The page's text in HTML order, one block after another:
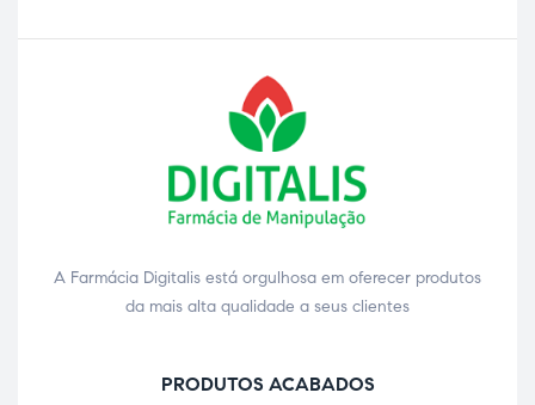
A Farmácia Digitalis está orgulhosa em oferecer produtos
da mais alta qualidade a seus clientes
PRODUTOS ACABADOS